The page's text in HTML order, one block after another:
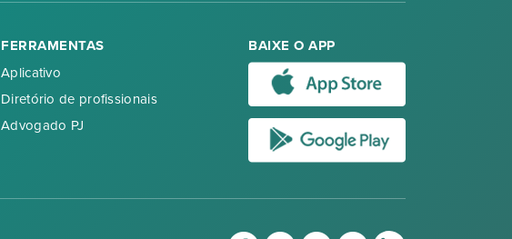
FERRAMENTAS
Aplicativo
Diretório de profissionais
Advogado PJ
BAIXE O APP